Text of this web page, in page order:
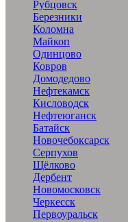
Рубцовск
Березники
Коломна
Майкоп
Одинцово
Ковров
Домодедово
Нефтекамск
Кисловодск
Нефтеюганск
Батайск
Новочебоксарск
Серпухов
Щёлково
Дербент
Новомосковск
Черкесск
Первоуральск